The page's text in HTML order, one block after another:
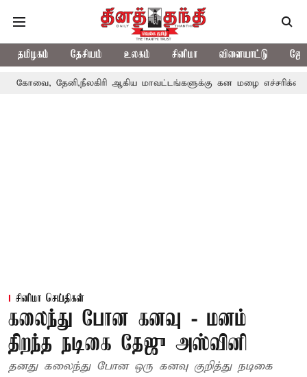
தமிழகம் தேசியம் உலகம் சினிமா விளையாட்டு
தேனி,நீலகிரி ஆகிய மாவட்டங்களுக்கு கன மழை எச்சரிக்கை
சினிமா செய்திகள்
கலைந்து போன கனவு - மனம்
திறந்த நடிகை தேஜு அஸ்வினி
தனது கலைந்து போன ஒரு கனவு குறித்து நடிகை